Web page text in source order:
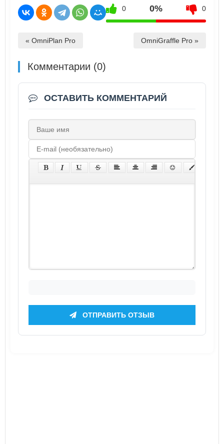
0 0% 0
« OmniPlan Pro OmniGraffle Pro »
Комментарии (0)
ОСТАВИТЬ КОММЕНТАРИЙ
ОТПРАВИТЬ ОТЗЫВ